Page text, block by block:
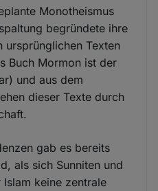
Monotheismus
begründete ihre
ursprünglichen Texten
Buch Mormon ist der
und aus dem
dieser Texte durch
gab es bereits
als sich Sunniten und
keine zentrale